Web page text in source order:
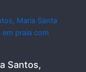
Santos,